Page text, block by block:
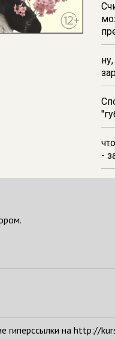
-
гиперссылки на http://